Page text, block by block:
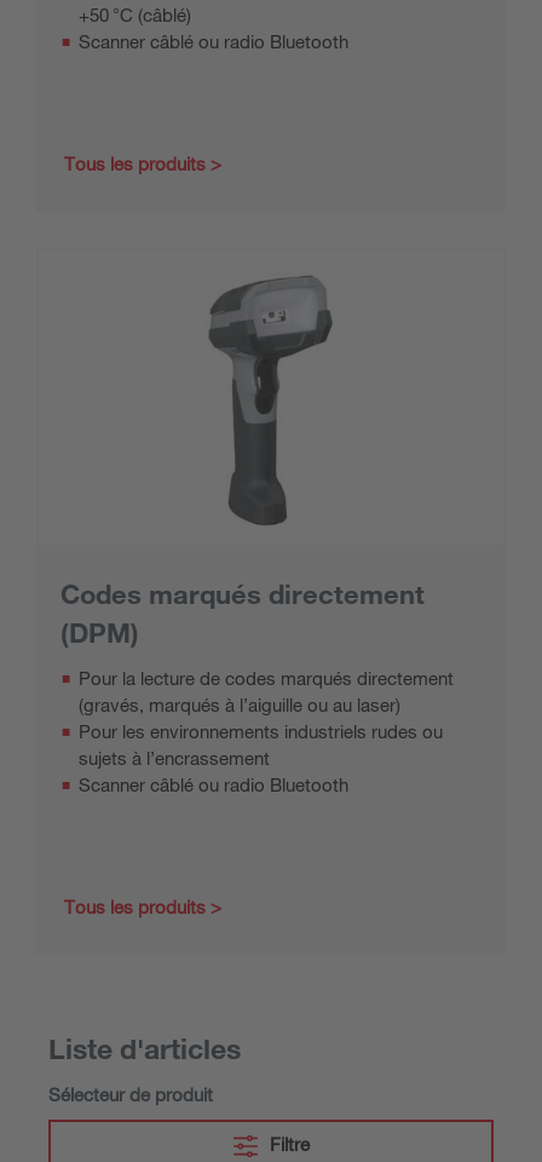
+50 °C (câblé)
Scanner câblé ou radio Bluetooth
Tous les produits
Codes marqués directement
(DPM)
Pour la lecture de codes marqués directement
(gravés, marqués à l’aiguille ou au laser)
Pour les environnements industriels rudes ou
sujets à l’encrassement
Scanner câblé ou radio Bluetooth
Tous les produits
Liste d'articles
Sélecteur de produit
Filtre